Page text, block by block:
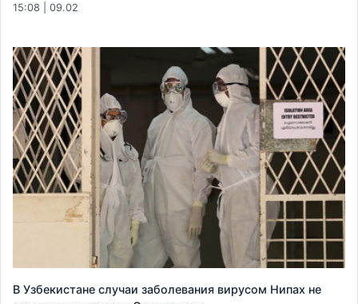
15:08 | 09.02
В Узбекистане случаи заболевания вирусом Нипах не